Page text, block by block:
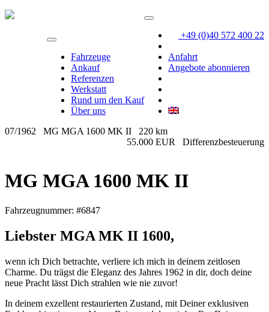
+49 (0)40 572 400 22
Anfahrt
Angebote abonnieren
Fahrzeuge
Ankauf
Referenzen
Werkstatt
Rund um den Kauf
Über uns
07/1962
MG MGA 1600 MK II
220 km
55.000 EUR
Differenzbesteuerung
MG MGA 1600 MK II
Fahrzeugnummer: #6847
Liebster MGA MK II 1600,
wenn ich Dich betrachte, verliere ich mich in deinem zeitlosen
Charme. Du trägst die Eleganz des Jahres 1962 in dir, doch deine
neue Pracht lässt Dich strahlen wie nie zuvor!
In deinem exzellent restaurierten Zustand, mit Deiner exklusiven